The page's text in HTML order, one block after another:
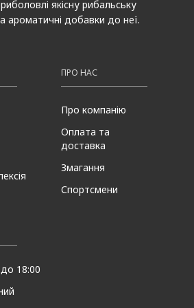
якісну рибальську
ароматичні добавки до неї.
ПРО НАС
Про компанію
Оплата та
доставка
Змагання
Спортсмени
18:00